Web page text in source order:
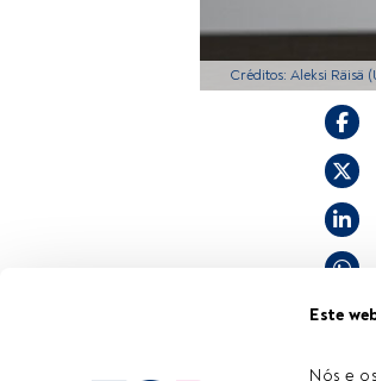
Este
Nós e
Créditos: Aleksi Räisä